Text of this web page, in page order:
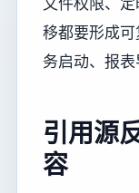
文件权限、
移都要形成
务启动、报表
引用源
容